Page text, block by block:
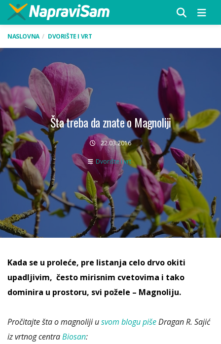
Menu
NASLOVNA DVORIŠTE I VRT
Šta treba da znate o Magnoliji
22.03.2016
Dvorište i vrt
Kada se u proleće, pre listanja celo drvo okiti
upadljivim, često mirisnim cvetovima i tako
dominira u prostoru, svi požele – Magnoliju.
Pročitajte šta o magnoliji usvom blogu pišeDragan R. Sajić
iz vrtnog centraBiosan: